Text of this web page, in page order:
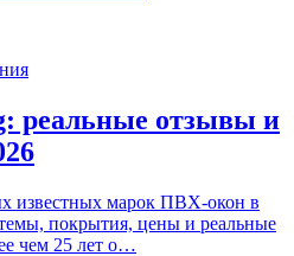
реальные отзывы и
известных марок ПВХ-окон в
покрытия, цены и реальные
чем 25 лет о…